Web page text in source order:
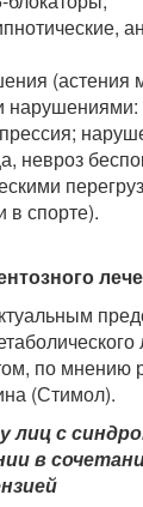
(астения
невроз
в спорте).
по мнению
(Стимол).
лиц с
в